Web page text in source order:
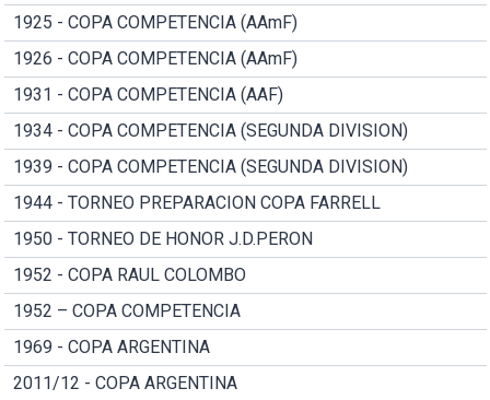
1925 - COPA COMPETENCIA (AAmF)
1926 - COPA COMPETENCIA (AAmF)
1931 - COPA COMPETENCIA (AAF)
1934 - COPA COMPETENCIA (SEGUNDA DIVISION)
1939 - COPA COMPETENCIA (SEGUNDA DIVISION)
1944 - TORNEO PREPARACION COPA FARRELL
1950 - TORNEO DE HONOR J.D.PERON
1952 - COPA RAUL COLOMBO
1952 – COPA COMPETENCIA
1969 - COPA ARGENTINA
2011/12 - COPA ARGENTINA